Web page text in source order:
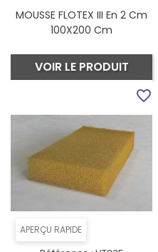
MOUSSE FLOTEX III En 2 Cm
100X200 Cm
VOIR LE PRODUIT
APERÇU RAPIDE
favorite_border